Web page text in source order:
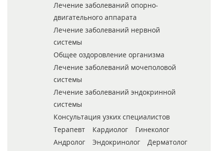
Лечение заболеваний опорно-
двигательного аппарата
Лечение заболеваний нервной
системы
Общее оздоровление организма
Лечение заболеваний мочеполовой
системы
Лечение заболеваний эндокринной
системы
Консультация узких специалистов
Терапевт
Кардиолог
Гинеколог
Андролог
Эндокринолог
Дерматолог